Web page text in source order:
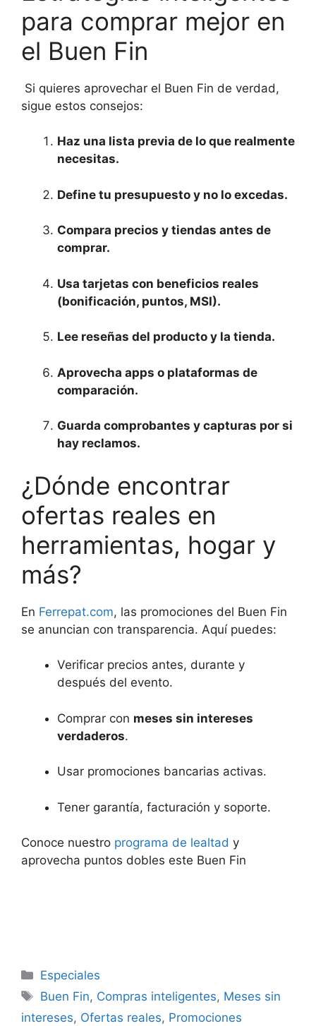
para comprar mejor en
el Buen Fin
Si quieres aprovechar el Buen Fin de verdad,
sigue estos consejos:
Haz una lista previa de lo que realmente
necesitas.
Define tu presupuesto y no lo excedas.
Compara precios y tiendas antes de
comprar.
Usa tarjetas con beneficios reales
(bonificación, puntos, MSI).
Lee reseñas del producto y la tienda.
Aprovecha apps o plataformas de
comparación.
Guarda comprobantes y capturas por si
hay reclamos.
¿Dónde encontrar
ofertas reales en
herramientas, hogar y
más?
En Ferrepat.com, las promociones del Buen Fin
se anuncian con transparencia. Aquí puedes:
Verificar precios antes, durante y
después del evento.
Comprar con meses sin intereses
verdaderos.
Usar promociones bancarias activas.
Tener garantía, facturación y soporte.
Conoce nuestro programa de lealtad y
aprovecha puntos dobles este Buen Fin
Categorías
Especiales
Etiquetas
Buen Fin, Compras inteligentes, Meses sin
intereses, Ofertas reales, Promociones